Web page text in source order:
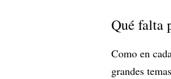
Qué falta
Como en
grandes